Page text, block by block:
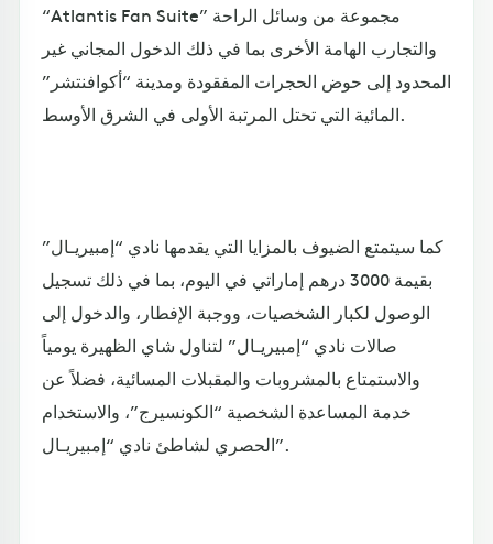
“Atlantis Fan Suite” مجموعة من وسائل الراحة
والتجارب الهامة الأخرى بما في ذلك الدخول المجاني غير
المحدود إلى حوض الحجرات المفقودة ومدينة “أكوافنتشر”
المائية التي تحتل المرتبة الأولى في الشرق الأوسط.
كما سيتمتع الضيوف بالمزايا التي يقدمها نادي “إمبيريـال”
بقيمة 3000 درهم إماراتي في اليوم، بما في ذلك تسجيل
الوصول لكبار الشخصيات، ووجبة الإفطار، والدخول إلى
صالات نادي “إمبيريـال” لتناول شاي الظهيرة يومياً
والاستمتاع بالمشروبات والمقبلات المسائية، فضلاً عن
خدمة المساعدة الشخصية “الكونسيرج”، والاستخدام
الحصري لشاطئ نادي “إمبيريـال”.